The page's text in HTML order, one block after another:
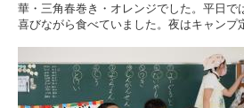
華・三角春巻き・オレンジでした。平日で
喜びながら食べていました。夜はキャンプ